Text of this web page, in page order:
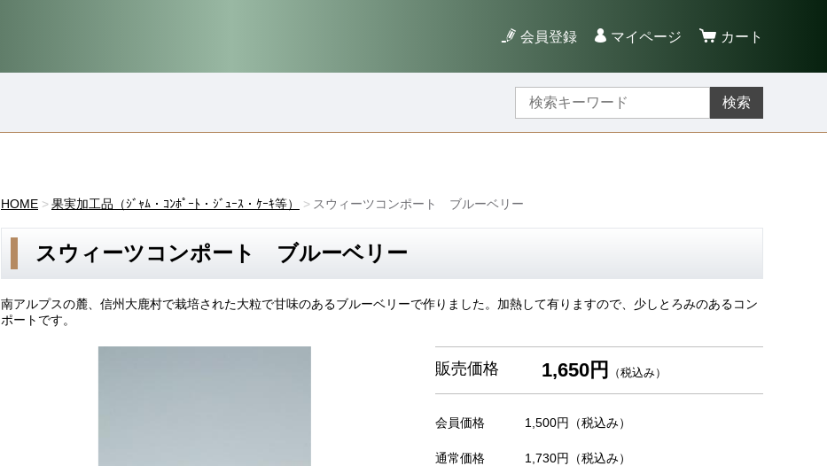
会員登録 マイページ カート
検索
HOME 果実加工品（ｼﾞｬﾑ・ｺﾝﾎﾟｰﾄ・ｼﾞｭｰｽ・ｹｰｷ等） スウィーツコンポート ブルーベリー
スウィーツコンポート ブルーベリー
南アルプスの麓、信州大鹿村で栽培された大粒で甘味のあるブルーベリーで作りました。加熱して有りますので、少しとろみのあるコン
ポートです。
販売価格 1,650円 （税込み）
会員価格 1,500円 （税込み）
通常価格 1,730円 （税込み）